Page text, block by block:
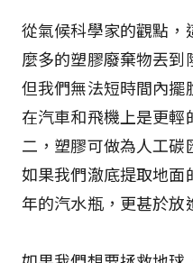
從氣候科學家的觀點
麼多的塑膠廢棄物丟到
但我們無法短時間內擺
在汽車和飛機上是更
二，塑膠可做為人工碳
如果我們澈底提取地面
年的汽水瓶，更甚於放